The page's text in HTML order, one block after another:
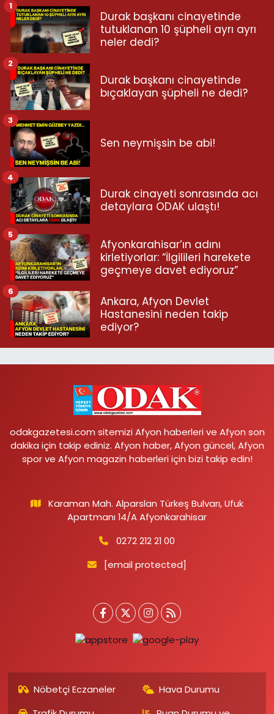
Durak başkanı cinayetinde
tutuklanan 10 şüpheli ayrı ayrı
neler dedi?
1
Durak başkanı cinayetinde
bıçaklayan şüpheli ne dedi?
2
Sen neymişsin be abi!
3
Durak cinayeti sonrasında acı
detaylara ODAK ulaştı!
4
Afyonkarahisar’ın adını
kirletiyorlar: “İlgilileri harekete
geçmeye davet ediyoruz”
5
Ankara, Afyon Devlet
Hastanesini neden takip
ediyor?
6
odakgazetesi.com sitemizi Afyon haberleri ve Afyon son
dakika için takip ediniz. Afyon haber, Afyon güncel, Afyon
spor ve Afyon magazin haberleri için bizi takip edin!
Karaman Mah. Alparslan Türkeş Bulvarı, Ufuk
Apartmanı 14/A Afyonkarahisar
0272 212 21 00
[email protected]
Nöbetçi Eczaneler
Hava Durumu